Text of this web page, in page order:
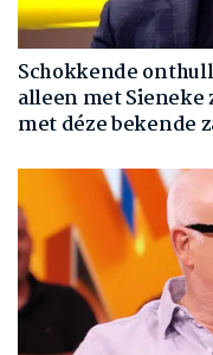
Schokkende
alleen met
met déze bekende